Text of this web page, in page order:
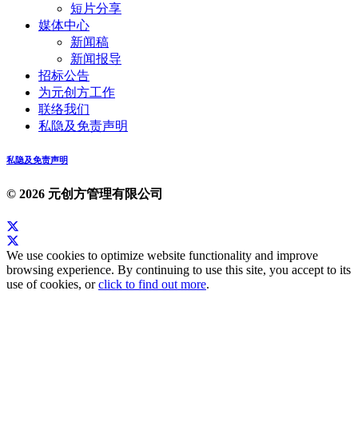
短片分享
媒体中心
新闻稿
新闻报导
招标公告
为元创方工作
联络我们
私隐及免责声明
私隐及免责声明
© 2026 元创方管理有限公司
We use cookies to optimize website functionality and improve
browsing experience. By continuing to use this site, you accept to its
use of cookies, orclick to find out more.